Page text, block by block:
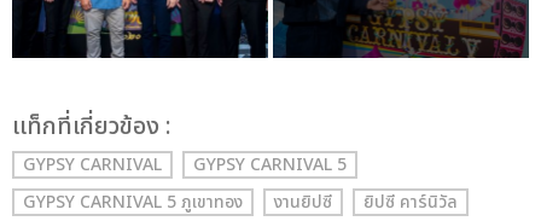
เเท็กที่เกี่ยวข้อง :
GYPSY CARNIVAL
GYPSY CARNIVAL 5
GYPSY CARNIVAL 5 ภูเขาทอง
งานยิปซี ยิปซี คาร์นิวัล